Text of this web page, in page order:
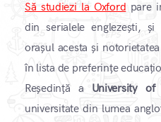
Să studiezi la Oxford pare
din serialele englezești,
orașul acesta și
în lista de preferințe
Reședință a University of
universitate din lumea